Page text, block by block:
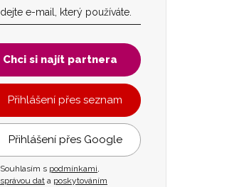
Chci si najít partnera
Přihlášení přes seznam
Přihlášení přes Google
Souhlasím s podmínkami,
správou dat a poskytováním